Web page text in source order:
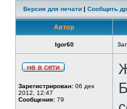
Версия для печати | Сообщить
Автор
Igor60
Зарегистрирован: 06 дек
2012, 12:47
Сообщения: 79